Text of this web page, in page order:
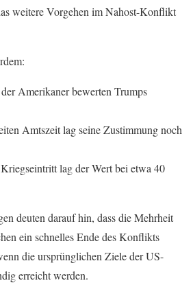
weitere Vorgehen im Nahost-Konflikt
Amerikaner bewerten Trumps
Amtszeit lag seine Zustimmung noch
lag der Wert bei etwa 40
deuten darauf hin, dass die Mehrheit
ein schnelles Ende des Konflikts
die ursprünglichen Ziele der US-
erreicht werden.